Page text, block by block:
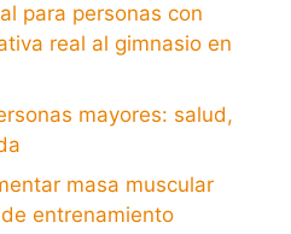
para personas con
real al gimnasio en
mayores: salud,
masa muscular
entrenamiento